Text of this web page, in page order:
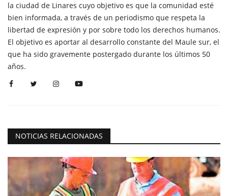
la ciudad de Linares cuyo objetivo es que la comunidad esté
bien informada, a través de un periodismo que respeta la
libertad de expresión y por sobre todo los derechos humanos.
El objetivo es aportar al desarrollo constante del Maule sur, el
que ha sido gravemente postergado durante los últimos 50
años.
NOTICIAS RELACIONADAS